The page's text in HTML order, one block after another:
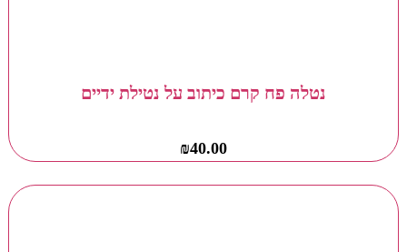
נטלה פח קרם כיתוב על נטילת ידיים
₪40.00